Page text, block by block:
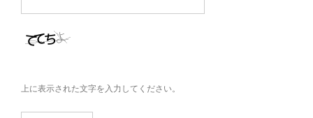
上に表示された文字を入力してください。